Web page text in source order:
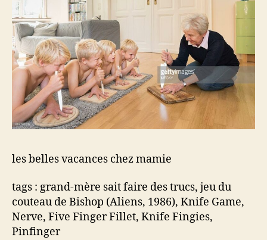
les belles vacances chez mamie
tags : grand-mère sait faire des trucs, jeu du
couteau de Bishop (Aliens, 1986), Knife Game,
Nerve, Five Finger Fillet, Knife Fingies,
Pinfinger